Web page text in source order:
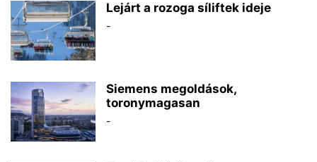
Lejárt a rozoga síliftek ideje
-
Siemens megoldások,
toronymagasan
-